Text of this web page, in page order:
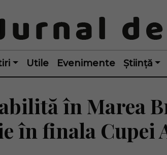
Utile Evenimente Știință
în Marea
în finala Cupei